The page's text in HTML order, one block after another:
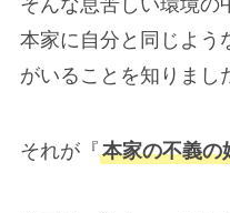
本家に自分と同じよう
がいることを知りまし
それが『本家の不義の